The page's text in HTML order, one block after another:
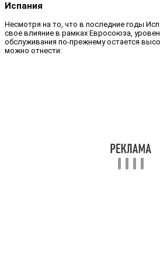
Испания
Несмотря на то, что в последние годы
свое влияние в рамках Евросоюза,
обслуживания по-прежнему остается
можно отнести: